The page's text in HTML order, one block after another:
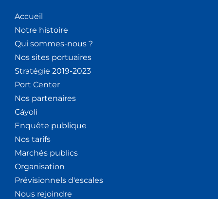
Accueil
Notre histoire
Qui sommes-nous ?
Nos sites portuaires
Stratégie 2019-2023
Port Center
Nos partenaires
Cáyoli
Enquête publique
Nos tarifs
Marchés publics
Organisation
Prévisionnels d'escales
Nous rejoindre